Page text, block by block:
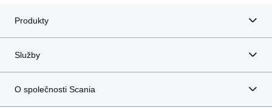
Produkty
Služby
O společnosti Scania